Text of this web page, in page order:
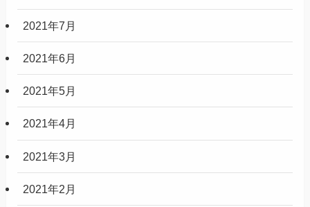
2021年7月
2021年6月
2021年5月
2021年4月
2021年3月
2021年2月